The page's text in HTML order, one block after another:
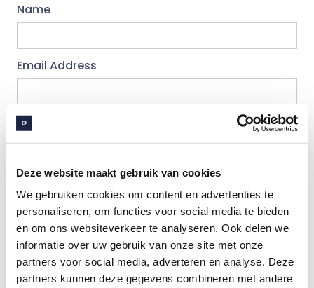
Deze website maakt gebruik van cookies
We gebruiken cookies om content en advertenties te
personaliseren, om functies voor social media te bieden
en om ons websiteverkeer te analyseren. Ook delen we
informatie over uw gebruik van onze site met onze
partners voor social media, adverteren en analyse. Deze
partners kunnen deze gegevens combineren met andere
Name
Email Address